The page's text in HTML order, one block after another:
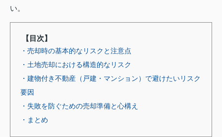
い。
【目次】
・売却時の基本的なリスクと注意点
・土地売却における構造的なリスク
・建物付き不動産（戸建・マンション）で避けたいリスク
要因
・失敗を防ぐための売却準備と心構え
・まとめ